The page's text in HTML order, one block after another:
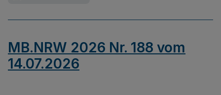
MB.NRW 2026 Nr. 188 vom
14.07.2026